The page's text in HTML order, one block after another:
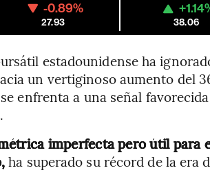
-0.89%
27.93 38.06
estadounidense ha
un vertiginoso aumento del
enfrenta a una señal
imperfecta pero útil para
ha superado su récord de la era